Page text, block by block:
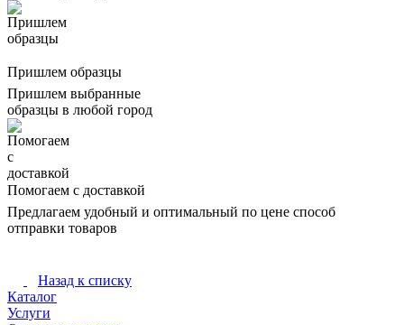
Пришлем образцы
Пришлем выбранные
образцы в любой город
Помогаем с доставкой
Предлагаем удобный и оптимальный по цене способ
отправки товаров
Назад к списку
Каталог
Услуги